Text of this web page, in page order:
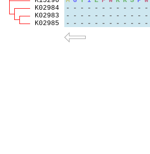
K02984
K02983
K02985
-
- - - - - - - - - - -
-
- - - - - - - - - - -
-
- - - - - - - - - - -